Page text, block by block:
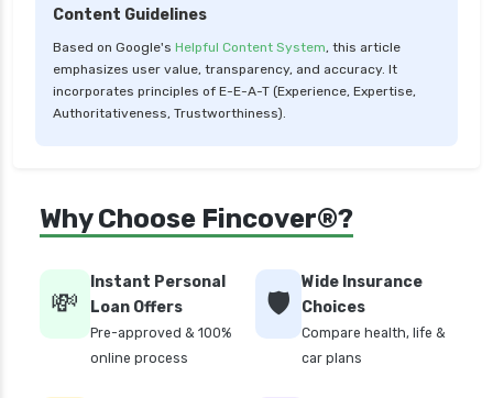
personal loan for women
personal loan in 10 minutes
personal loan in andhra pradesh
personal loan in coimbatore
personal loan in delhi
personal loan in hyderabad
personal loan in karnataka
Content Guidelines
Based on Google's Helpful Content System, this article
emphasizes user value, transparency, and accuracy. It
incorporates principles of E-E-A-T (Experience, Expertise,
Authoritativeness, Trustworthiness).
Why Choose Fincover®?
💸
Instant Personal
Loan Offers
Pre-approved & 100%
online process
🛡️
Wide Insurance
Choices
Compare health, life &
car plans